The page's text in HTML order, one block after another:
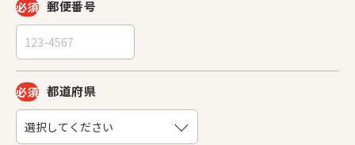
必須 郵便番号
必須 都道府県